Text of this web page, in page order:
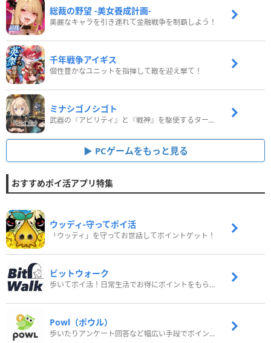
総裁の野望 -美女養成計画-
美麗なキャラを引き連れて金融戦争を制覇しよう！
千年戦争アイギス
個性豊かなユニットを指揮して敵を迎え撃て！
ミナシゴノシゴト
武器の『アビリティ』と『戦神』を駆使するターン制コマンドバトルRPG！
PCゲームをもっと見る
おすすめポイ活アプリ特集
ウッディ‐守ってポイ活
「ウッディ」を守ってお世話してポイントゲット！
ビットウォーク
歩いてポイ活！日常生活でお得にポイントをもらおう
Powl（ポウル）
歩いたりアンケート回答など幅広い手段でポイントをゲット